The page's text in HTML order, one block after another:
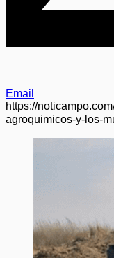
Email
https://
agroquimicos-y-los-